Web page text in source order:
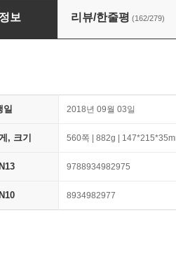
21가지 제언
보 리뷰/한줄평 (162/279)
일 2018년 09월 03일
, 크기 560쪽 | 882g |
9788934982975
8934982977